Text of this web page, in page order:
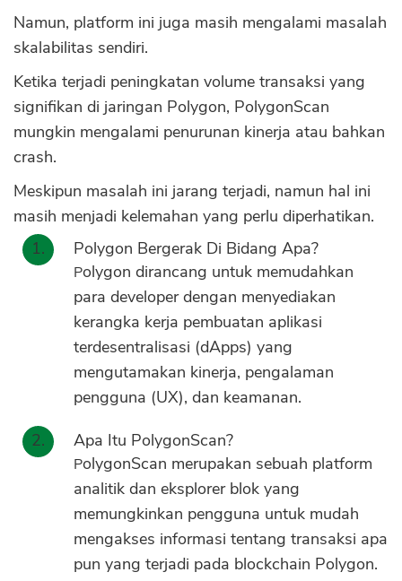
Namun, platform ini juga masih mengalami masalah
skalabilitas sendiri.
Ketika terjadi peningkatan volume transaksi yang
signifikan di jaringan Polygon, PolygonScan
mungkin mengalami penurunan kinerja atau bahkan
crash.
Meskipun masalah ini jarang terjadi, namun hal ini
masih menjadi kelemahan yang perlu diperhatikan.
Polygon Bergerak Di Bidang Apa?
Polygon dirancang untuk memudahkan
para developer dengan menyediakan
kerangka kerja pembuatan aplikasi
terdesentralisasi (dApps) yang
mengutamakan kinerja, pengalaman
pengguna (UX), dan keamanan.
Apa Itu PolygonScan?
PolygonScan merupakan sebuah platform
analitik dan eksplorer blok yang
memungkinkan pengguna untuk mudah
mengakses informasi tentang transaksi apa
pun yang terjadi pada blockchain Polygon.